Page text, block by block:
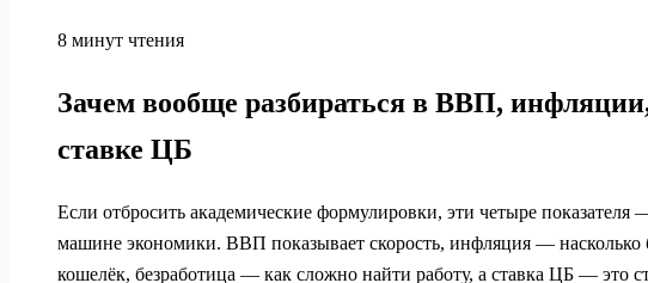
8 минут чтения
Зачем вообще разбираться в ВВП,
ставке ЦБ
Если отбросить академические формулировки, эти четыре показателя
машине экономики. ВВП показывает скорость, инфляция — насколько
кошелёк, безработица — как сложно найти работу, а ставка ЦБ — это